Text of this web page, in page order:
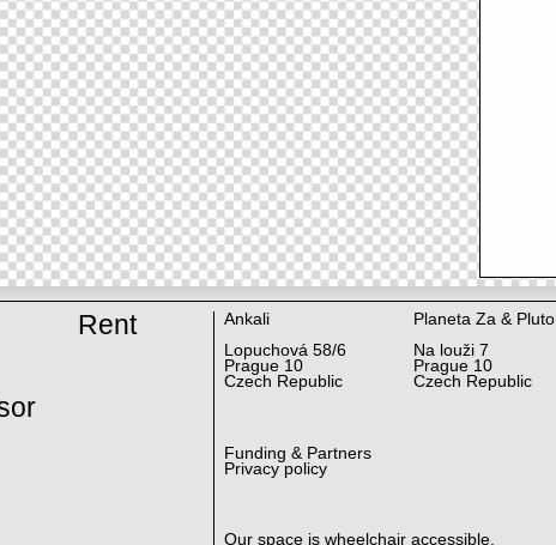
Rent
Ankali
Lopuchová 58/6
Prague 10
Czech Republic
Planeta Za & Pluto
Na louži 7
Prague 10
Czech Republic
Funding & Partners
Privacy policy
Our space is wheelchair accessible.